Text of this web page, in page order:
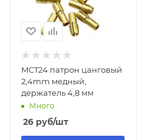
MCT24 патрон цанговый
2,4mm медный,
держатель 4,8 мм
Много
26 руб/шт